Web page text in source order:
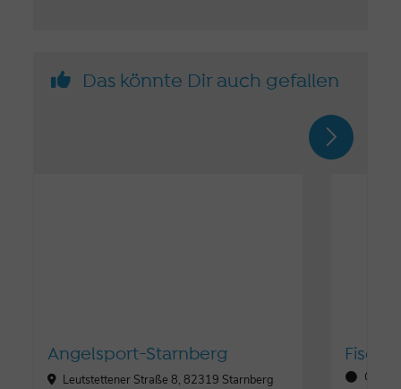
Das könnte Dir auch gefallen
Angelsport-Starnberg
Leutstettener Straße 8, 82319 Starnberg